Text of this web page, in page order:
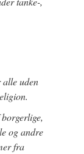
uden
og andre
fra